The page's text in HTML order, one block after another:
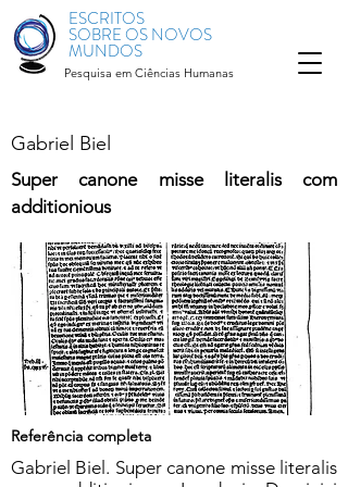
ESCRITOS
SOBRE OS NOVOS
MUNDOS
Pesquisa em Ciências Humanas
Gabriel Biel
Super canone misse literalis com
additionious
Referência completa
Gabriel Biel. Super canone misse literalis